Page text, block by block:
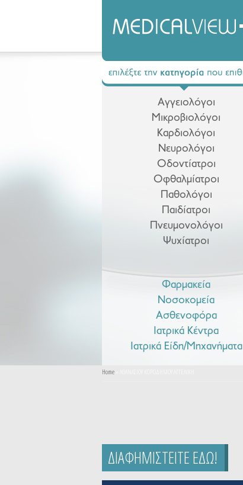
Αγγειολόγοι
Μικροβιολόγοι
Καρδιολόγοι
Νευρολόγοι
Οδοντίατροι
Οφθαλμίατροι
Παθολόγοι
Παιδίατροι
Πνευμονολόγοι
Ψυχίατροι
Φαρμακεία
Νοσοκομεία
Ασθενοφόρα
Ιατρικά Κέντρα
Ιατρικά Είδη/Μηχανήματα
You are here
Home
ΔΙΑΦΗΜΙΣΤΕΙΤΕ ΕΔΩ!